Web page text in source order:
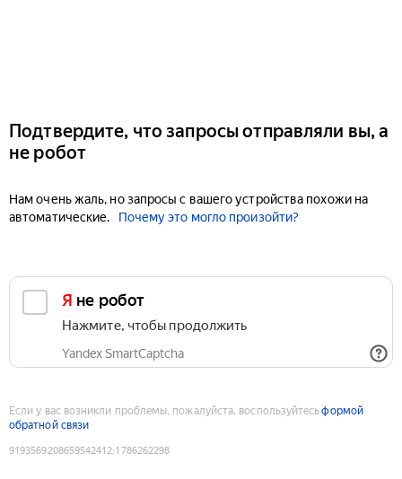
Подтвердите, что запросы отправляли вы, а
не робот
Нам очень жаль, но запросы с вашего устройства похожи на
автоматические.
Почему это могло произойти?
Я не робот
Нажмите, чтобы продолжить
Yandex SmartCaptcha
Если у вас возникли проблемы, пожалуйста, воспользуйтесьформой
обратной связи
9193569208659542412:1786262298